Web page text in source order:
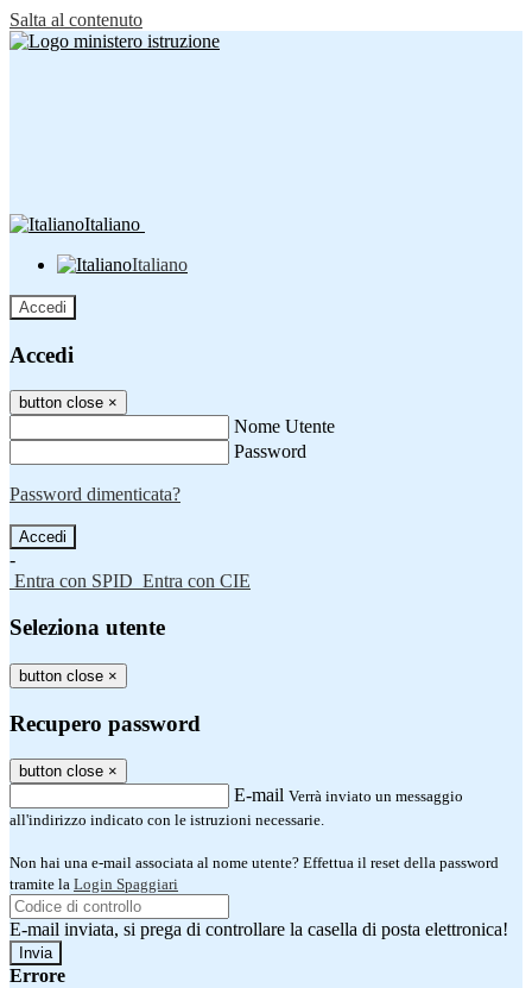
Salta al contenuto
Italiano
Italiano
Accedi
Accedi
button close ×
Nome Utente
Password
Password dimenticata?
-
Entra con SPID Entra con CIE
Seleziona utente
button close ×
Recupero password
button close ×
E-mail Verrà inviato un messaggio
all'indirizzo indicato con le istruzioni necessarie.
Non hai una e-mail associata al nome utente? Effettua il reset della password
tramite la Login Spaggiari
E-mail inviata, si prega di controllare la casella di posta elettronica!
Errore